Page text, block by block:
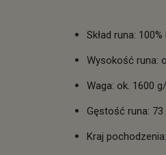
Skład runa:
Wysokość runa:
Waga: ok. 1600
Gęstość runa:
Kraj